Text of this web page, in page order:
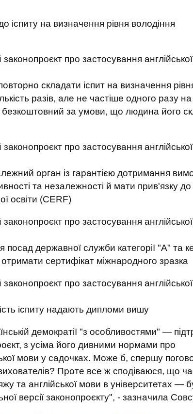
на визначення рівня володіння
складати іспит на визначення
разів, але не частіше одного разу
безкоштовний за умови, що людина його
орган із гарантією дотримання
та незалежності й мати прив'язку до
освіти (СЕRF)
посад державної служби категорії "А" та
сертифікат міжнародного зразка
іспиту надають дипломи вишу
демократії "з особливостями" —
з усіма його дивними нормами про
мови у садочках. Може б, спершу
Проте все ж сподіваюся, що
та англійської мови в університетах —
версії законопроєкту", - зазначила